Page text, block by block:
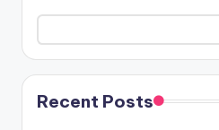
Recent Posts